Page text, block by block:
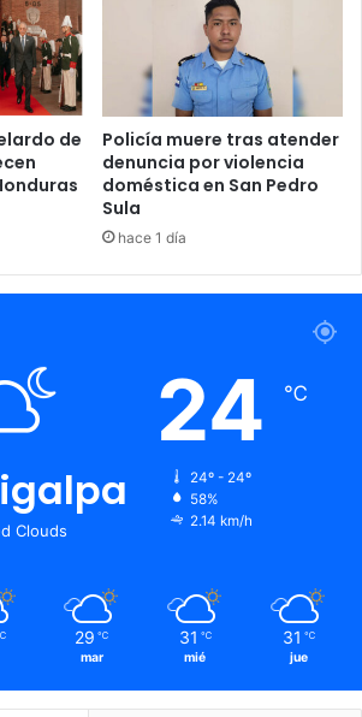
de
Policía muere tras atender
denuncia por violencia
doméstica en San Pedro
Sula
hace 1 día
Clouds
24 ℃
24º - 24º
58%
2.14 km/h
29 ℃
mar
31 ℃
mié
31 ℃
jue